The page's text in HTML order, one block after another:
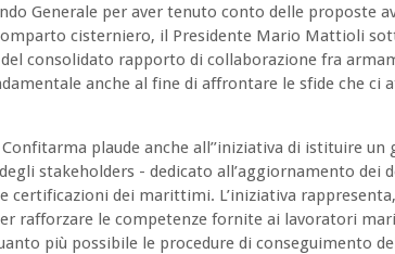
Generale per aver tenuto conto delle proposte
cisterniero, il Presidente Mario Mattioli
consolidato rapporto di collaborazione fra
anche al fine di affrontare le sfide che ci
plaude anche all’’iniziativa di istituire un
stakeholders - dedicato all’aggiornamento dei
certificazioni dei marittimi. L’iniziativa
rafforzare le competenze fornite ai lavoratori
più possibile le procedure di conseguimento